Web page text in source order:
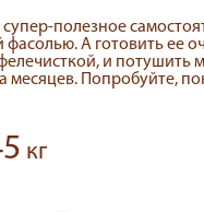
полезное
А готовить ее
и
месяцев. Попробуйте,
кг